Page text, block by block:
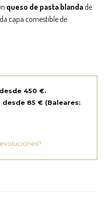
queso de pasta blandade
capa comestible de
450 €.
desde 85 € (Baleares: